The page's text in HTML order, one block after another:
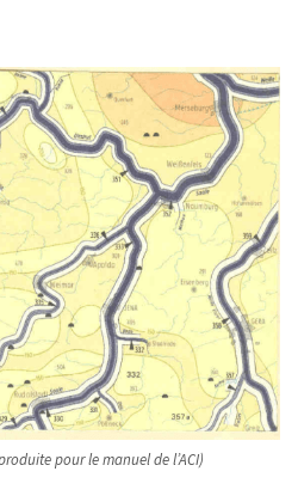
pour le manuel de l’ACI)